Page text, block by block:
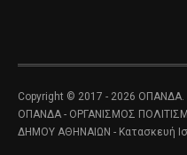
Copyright © 2017 - 2026 ΟΠΑΝΔΑ.
ΟΠΑΝΔΑ - ΟΡΓΑΝΙΣΜΟΣ
ΔΗΜΟΥ ΑΘΗΝΑΙΩΝ - Κατασκευή